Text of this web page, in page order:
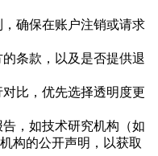
确保在账户注销或请求
条款，以及是否提供退
比，优先选择透明度更
，如技术研究机构（如
构的公开声明，以获取